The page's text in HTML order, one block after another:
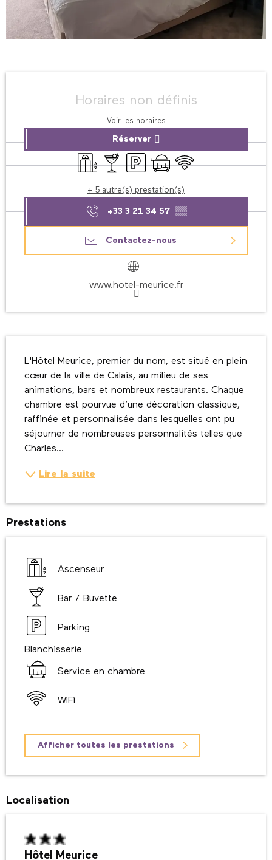
Horaires non définis
Voir les horaires
Réserver
AscenseurBar / Buvette
ParkingBlanchisserie
Service en chambre
WiFi
+ 5 autre(s) prestation(s)
+33 3 21 34 57 ▒▒
Contactez-nous
www.hotel-meurice.fr
L'Hôtel Meurice, premier du nom, est situé en plein
cœur de la ville de Calais, au milieu de ses
animations, bars et nombreux restaurants. Chaque
chambre est pourvue d’une décoration classique,
raffinée et personnalisée dans lesquelles ont pu
séjourner de nombreuses personnalités telles que
Charles...
Lire la suite
Prestations
Ascenseur
Bar / Buvette
Parking
Blanchisserie
Service en chambre
WiFi
Afficher toutes les prestations
Localisation
Hôtel Meurice